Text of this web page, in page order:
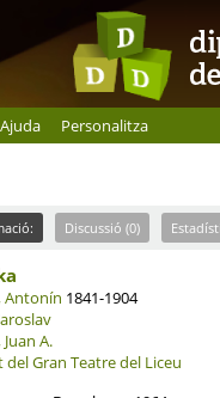
Ajuda Personalitza
Discussió (0)
Antonín 1841-1904
A.
del Gran Teatre del Liceu